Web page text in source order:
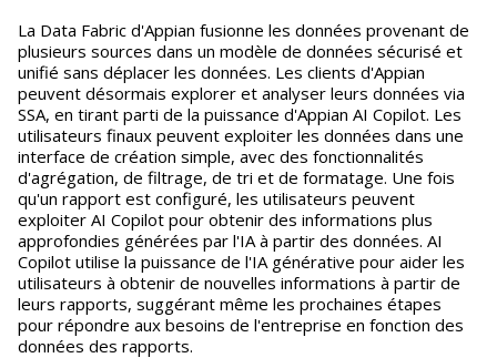
La Data Fabric d'Appian fusionne les données provenant de
plusieurs sources dans un modèle de données sécurisé et
unifié sans déplacer les données. Les clients d'Appian
peuvent désormais explorer et analyser leurs données via
SSA, en tirant parti de la puissance d'Appian AI Copilot. Les
utilisateurs finaux peuvent exploiter les données dans une
interface de création simple, avec des fonctionnalités
d'agrégation, de filtrage, de tri et de formatage. Une fois
qu'un rapport est configuré, les utilisateurs peuvent
exploiter AI Copilot pour obtenir des informations plus
approfondies générées par l'IA à partir des données. AI
Copilot utilise la puissance de l'IA générative pour aider les
utilisateurs à obtenir de nouvelles informations à partir de
leurs rapports, suggérant même les prochaines étapes
pour répondre aux besoins de l'entreprise en fonction des
données des rapports.